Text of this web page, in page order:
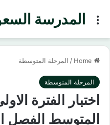
المدرسةMenu
/ المرحلة المتوسطة
المرحلة المتوسطة
اختبار الفترة